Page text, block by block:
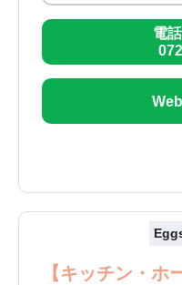
電
【キッチン・ホ